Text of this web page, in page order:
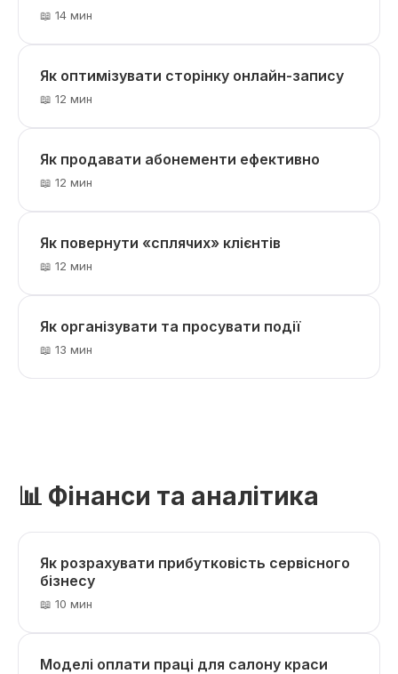
📖 14 мин
Як оптимізувати сторінку онлайн-запису
📖 12 мин
Як продавати абонементи ефективно
📖 12 мин
Як повернути «сплячих» клієнтів
📖 12 мин
Як організувати та просувати події
📖 13 мин
📊 Фінанси та аналітика
Як розрахувати прибутковість сервісного
бізнесу
📖 10 мин
Моделі оплати праці для салону краси